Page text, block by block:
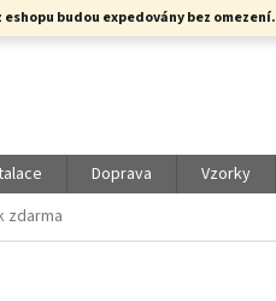
budou expedovány bez omezení.
Doprava Vzorky
zdarma